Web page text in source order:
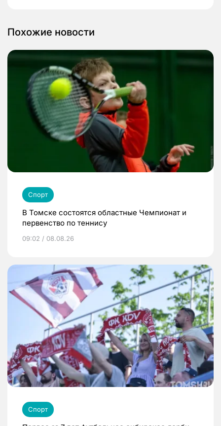
Похожие новости
Спорт
В Томске состоятся областные Чемпионат и
первенство по теннису
09:02 / 08.08.26
Спорт